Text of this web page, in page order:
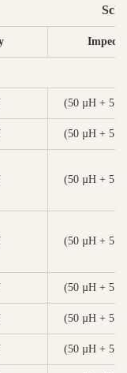
(50 µH + 5
(50 µH + 5
(50 µH + 5
(50 µH + 5
(50 µH + 5
(50 µH + 5
(50 µH + 5